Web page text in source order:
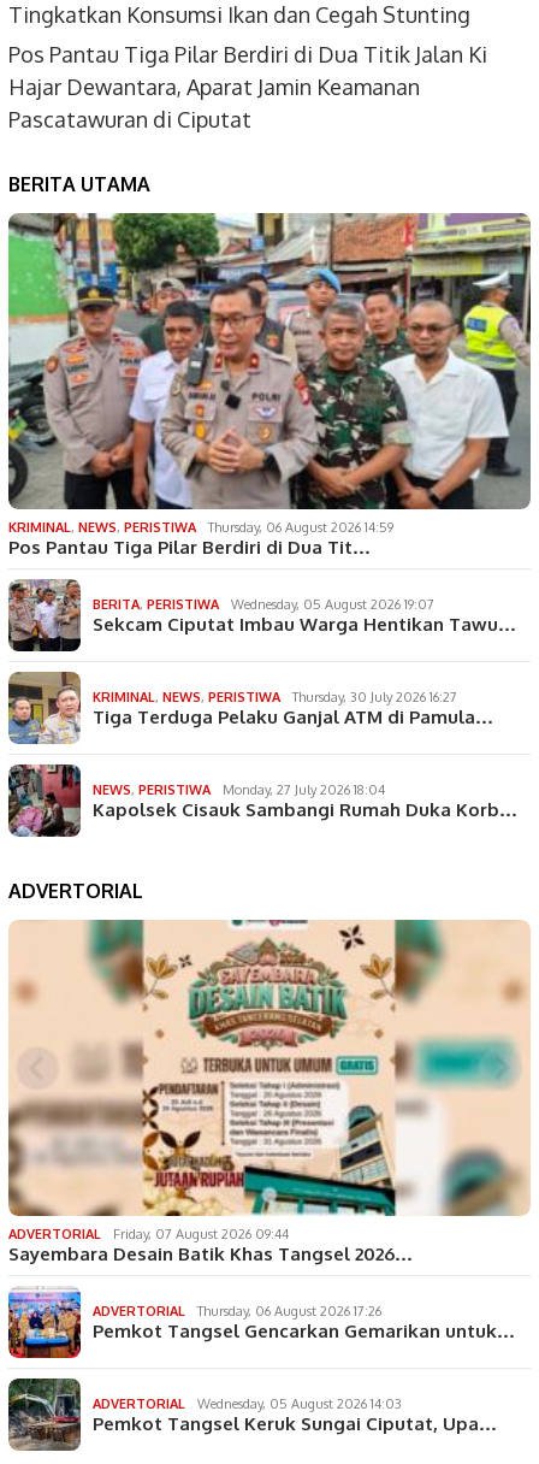
Tingkatkan Konsumsi Ikan dan Cegah Stunting
Pos Pantau Tiga Pilar Berdiri di Dua Titik Jalan Ki
Hajar Dewantara, Aparat Jamin Keamanan
Pascatawuran di Ciputat
BERITA UTAMA
KRIMINAL, NEWS, PERISTIWA Thursday, 06 August 2026 14:59
Pos Pantau Tiga Pilar Berdiri di Dua Tit…
BERITA, PERISTIWA Wednesday, 05 August 2026 19:07
Sekcam Ciputat Imbau Warga Hentikan Tawu…
KRIMINAL, NEWS, PERISTIWA Thursday, 30 July 2026 16:27
Tiga Terduga Pelaku Ganjal ATM di Pamula…
NEWS, PERISTIWA Monday, 27 July 2026 18:04
Kapolsek Cisauk Sambangi Rumah Duka Korb…
ADVERTORIAL
ADVERTORIAL Friday, 07 August 2026 09:44
Sayembara Desain Batik Khas Tangsel 2026…
ADVERTORIAL Thursday, 06 August 2026 17:26
Pemkot Tangsel Gencarkan Gemarikan untuk…
ADVERTORIAL Wednesday, 05 August 2026 14:03
Pemkot Tangsel Keruk Sungai Ciputat, Upa…